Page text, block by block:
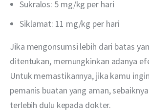
Sukralos: 5 mg/kg per hari
Siklamat: 11 mg/kg per hari
Jika mengonsumsi lebih dari batas
ditentukan, memungkinkan adanya
Untuk memastikannya, jika kamu
pemanis buatan yang aman,
terlebih dulu kepada dokter.